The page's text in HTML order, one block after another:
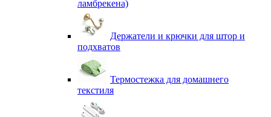
ламбрекена)
Держатели и крючки для штор и
подхватов
Термостежка для домашнего
текстиля